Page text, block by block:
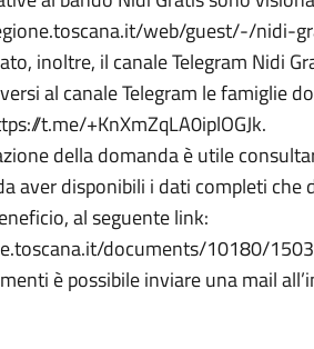
web/guest/-/nidi-
inoltre, il canale Telegram Nidi
al canale Telegram le famiglie
t.me/+KnXmZqLA0iplOGJk.
della domanda è utile
aver disponibili i dati completi
al seguente link:
documents/10180/
è possibile inviare una mail